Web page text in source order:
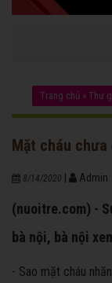
Trang chủ » Thư
Mặt cháu
8/14/2020 Admin
(nuoitre.com) -
bà nội, bà nội
- Sao mặt cháu